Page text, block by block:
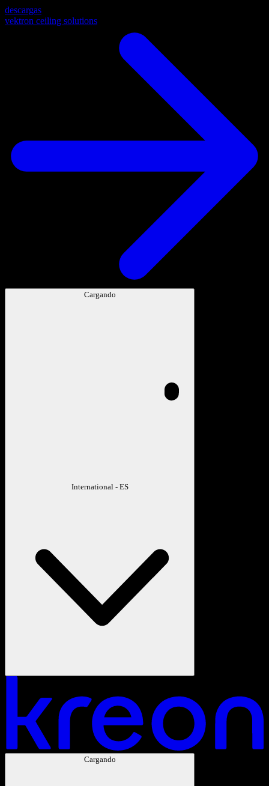
descargas
vektron ceiling solutions
Cargando
International - ES
Cargando